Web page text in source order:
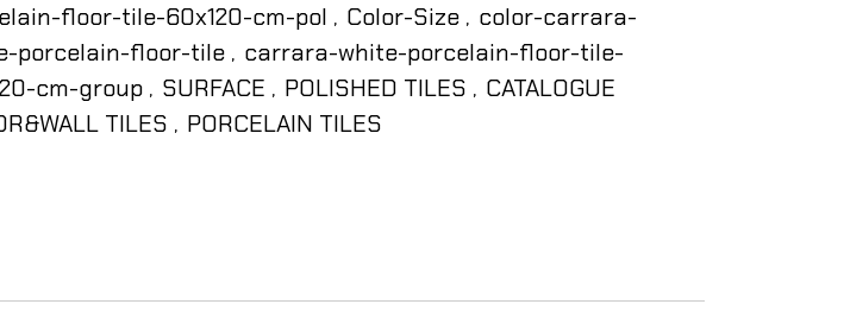
floor-tile-60x120-cm-pol , Color-Size , color-carrara-
porcelain-floor-tile , carrara-white-porcelain-floor-tile-
cm-group , SURFACE , POLISHED TILES , CATALOGUE
TILES , PORCELAIN TILES